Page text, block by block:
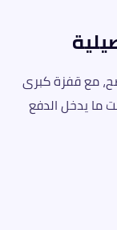
مع قفزة كبرى
ما يدخل الدفع